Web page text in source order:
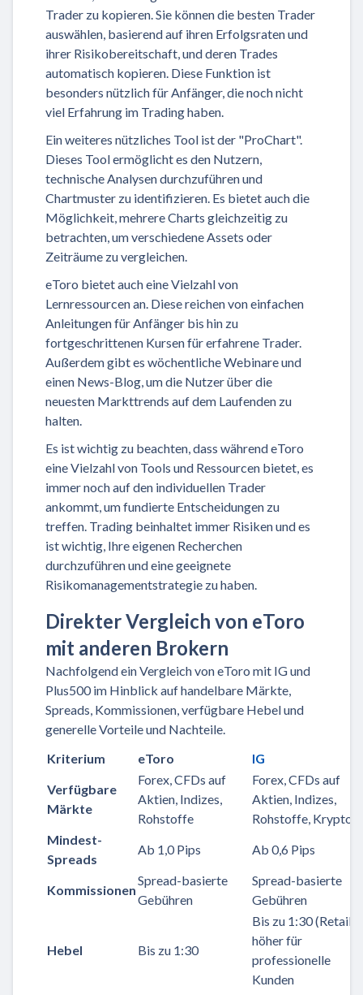
Trader zu kopieren. Sie können die besten Trader
auswählen, basierend auf ihren Erfolgsraten und
ihrer Risikobereitschaft, und deren Trades
automatisch kopieren. Diese Funktion ist
besonders nützlich für Anfänger, die noch nicht
viel Erfahrung im Trading haben.
Ein weiteres nützliches Tool ist der "ProChart".
Dieses Tool ermöglicht es den Nutzern,
technische Analysen durchzuführen und
Chartmuster zu identifizieren. Es bietet auch die
Möglichkeit, mehrere Charts gleichzeitig zu
betrachten, um verschiedene Assets oder
Zeiträume zu vergleichen.
eToro bietet auch eine Vielzahl von
Lernressourcen an. Diese reichen von einfachen
Anleitungen für Anfänger bis hin zu
fortgeschrittenen Kursen für erfahrene Trader.
Außerdem gibt es wöchentliche Webinare und
einen News-Blog, um die Nutzer über die
neuesten Markttrends auf dem Laufenden zu
halten.
Es ist wichtig zu beachten, dass während eToro
eine Vielzahl von Tools und Ressourcen bietet, es
immer noch auf den individuellen Trader
ankommt, um fundierte Entscheidungen zu
treffen. Trading beinhaltet immer Risiken und es
ist wichtig, Ihre eigenen Recherchen
durchzuführen und eine geeignete
Risikomanagementstrategie zu haben.
Direkter Vergleich von eToro
mit anderen Brokern
Nachfolgend ein Vergleich von eToro mit IG und
Plus500 im Hinblick auf handelbare Märkte,
Spreads, Kommissionen, verfügbare Hebel und
generelle Vorteile und Nachteile.
Kriterium
eToro
IG
Verfügbare
Märkte
Forex, CFDs auf
Aktien, Indizes,
Rohstoffe
Forex, CFDs auf
Aktien, Indizes,
Rohstoffe, Kryptos
Mindest-
Spreads
Ab 1,0 Pips Ab 0,6 Pips
Kommissionen
Spread-basierte
Gebühren
Spread-basierte
Gebühren
Hebel Bis zu 1:30
Bis zu 1:30 (Retail),
höher für
professionelle
Kunden